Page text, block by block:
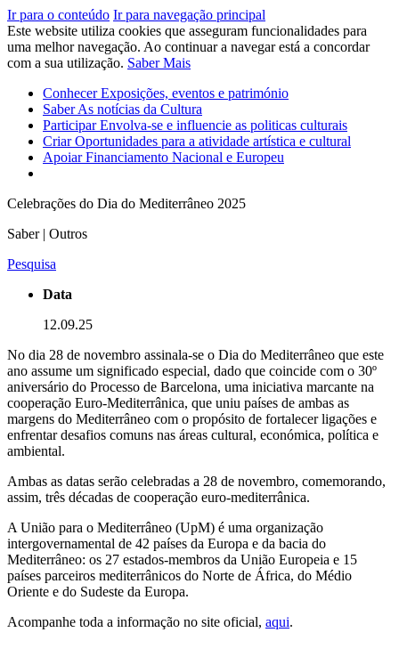
Ir para o conteúdo Ir para navegação principal
Este website utiliza cookies que asseguram funcionalidades para
uma melhor navegação. Ao continuar a navegar está a concordar
com a sua utilização. Saber Mais
ConhecerExposições, eventos e património
SaberAs notícias da Cultura
ParticiparEnvolva-se e influencie as politicas culturais
CriarOportunidades para a atividade artística e cultural
ApoiarFinanciamento Nacional e Europeu
Celebrações do Dia do Mediterrâneo 2025
Saber | Outros
Pesquisa
Data
12.09.25
No dia 28 de novembro assinala-se o Dia do Mediterrâneo que este
ano assume um significado especial, dado que coincide com o 30º
aniversário do Processo de Barcelona, uma iniciativa marcante na
cooperação Euro-Mediterrânica, que uniu países de ambas as
margens do Mediterrâneo com o propósito de fortalecer ligações e
enfrentar desafios comuns nas áreas cultural, económica, política e
ambiental.
Ambas as datas serão celebradas a 28 de novembro, comemorando,
assim, três décadas de cooperação euro-mediterrânica.
A União para o Mediterrâneo (UpM) é uma organização
intergovernamental de 42 países da Europa e da bacia do
Mediterrâneo: os 27 estados-membros da União Europeia e 15
países parceiros mediterrânicos do Norte de África, do Médio
Oriente e do Sudeste da Europa.
Acompanhe toda a informação no site oficial, aqui.